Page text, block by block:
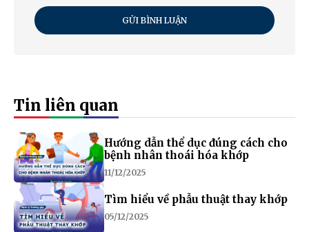
GỬI BÌNH LUẬN
Tin liên quan
Hướng dẫn thể dục đúng cách cho
bệnh nhân thoái hóa khớp
11/12/2025
Tìm hiểu về phẫu thuật thay khớp
05/12/2025